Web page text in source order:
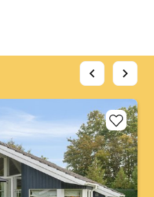
chevron_left chevron_right